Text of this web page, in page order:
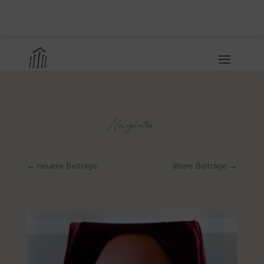
Neuigkeiten
← neuere Beiträge ältere Beiträge →